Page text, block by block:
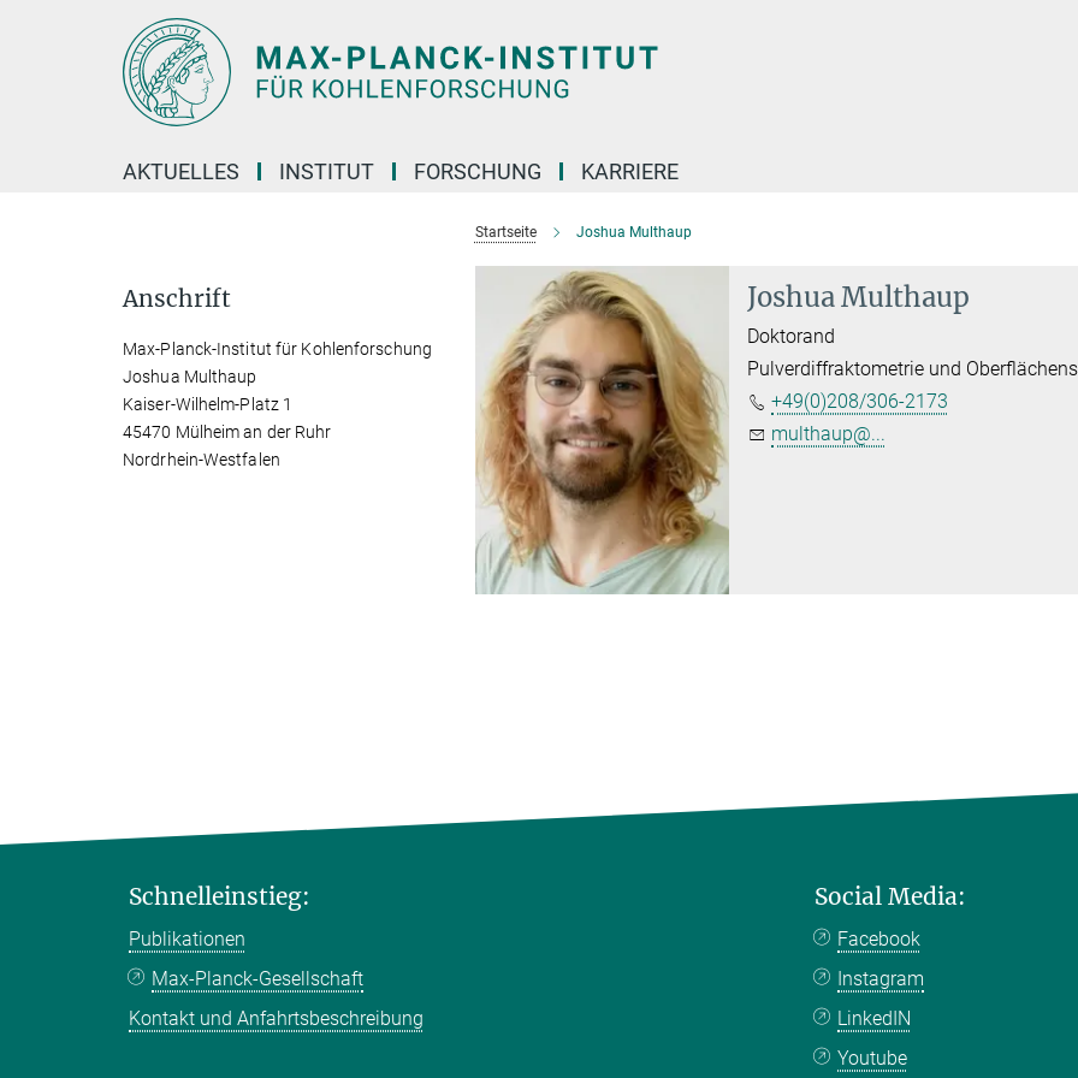
AKTUELLES INSTITUT FORSCHUNG KARRIERE
Startseite Joshua Multhaup
Joshua Multhaup
Doktorand
Pulverdiffraktometrie und
+49(0)208/306-2173
multhaup@...
Anschrift
Max-Planck-Institut für Kohlenforschung
Joshua Multhaup
Kaiser-Wilhelm-Platz 1
45470 Mülheim an der Ruhr
Nordrhein-Westfalen
Schnelleinstieg:
Publikationen
Max-Planck-Gesellschaft
Kontakt und Anfahrtsbeschreibung
Social Media:
Facebook
Instagram
LinkedIN
Youtube